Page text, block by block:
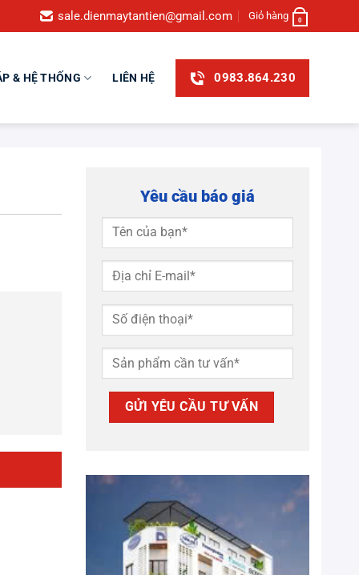
sale.dienmaytantien@gmail.com Giỏ hàng 0
& HỆ THỐNG LIÊN HỆ 0983.864.230
Yêu cầu báo giá